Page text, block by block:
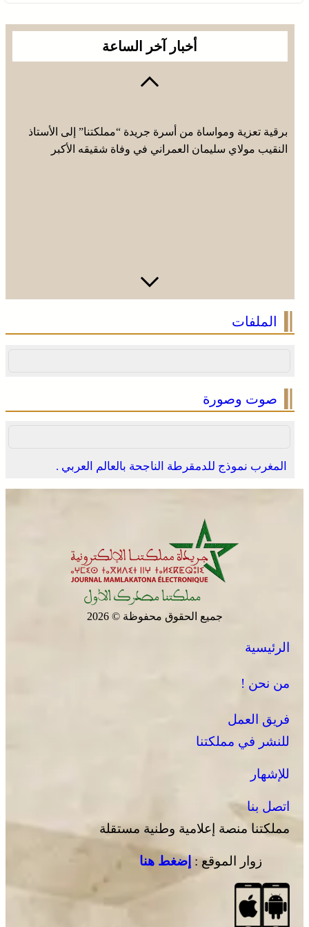
أخبار آخر الساعة
برقية تعزية ومواساة من أسرة جريدة “مملكتنا” إلى الأستاذ
النقيب مولاي سليمان العمراني في وفاة شقيقه الأكبر
الملفات
صوت وصورة
المغرب نموذج للدمقرطة الناجحة بالعالم العربي .
جميع الحقوق محفوظة © 2026
الرئيسية
من نحن !
فريق العمل
للنشر في مملكتنا
للإشهار
اتصل بنا
مملكتنا منصة إعلامية وطنية مستقلة
زوار الموقع : إضغط هنا